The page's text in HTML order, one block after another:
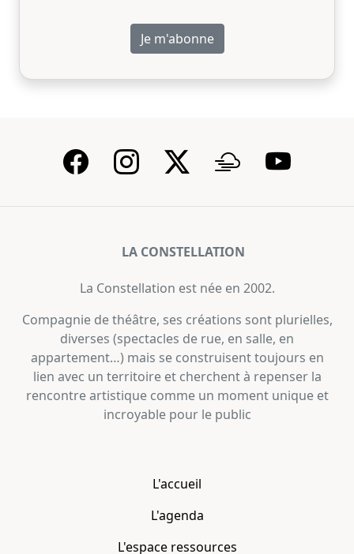
LA CONSTELLATION
La Constellation est née en 2002.
Compagnie de théâtre, ses créations sont plurielles,
diverses (spectacles de rue, en salle, en
appartement…) mais se construisent toujours en
lien avec un territoire et cherchent à repenser la
rencontre artistique comme un moment unique et
incroyable pour le public
L'accueil
L'agenda
L'espace ressources